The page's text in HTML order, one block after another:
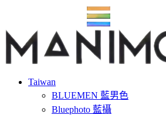
Taiwan
BLUEMEN 藍男色
Bluephoto 藍攝